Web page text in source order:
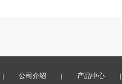
| 公司介绍 | 产品中心 |